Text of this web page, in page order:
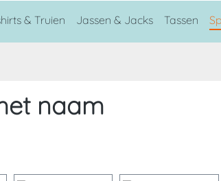
& Truien Jassen & Jacks Tassen
naam